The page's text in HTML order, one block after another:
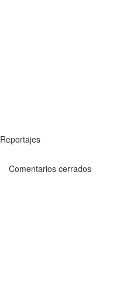
Reportajes
Comentarios cerrados